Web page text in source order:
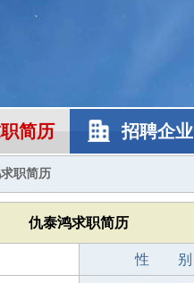
简历 招聘企业
职简历
仇泰鸿求职简历
性 别